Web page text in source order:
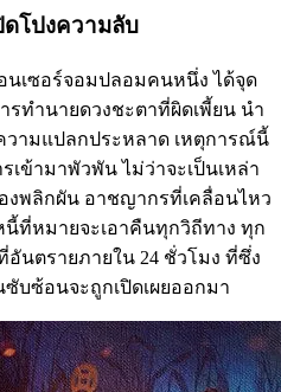
ดโปงความลับ
นเซอร์จอมปลอมคนหนึ่ง ได้จุด
ทำนายดวงชะตาที่ผิดเพี้ยน นำ
วามแปลกประหลาด เหตุการณ์นี้
เข้ามาพัวพัน ไม่ว่าจะเป็นเหล่า
พลิกผัน อาชญากรที่เคลื่อนไหว
นี้ที่หมายจะเอาคืนทุกวิถีทาง ทุก
นตรายภายใน 24 ชั่วโมง ที่ซึ่ง
บซ้อนจะถูกเปิดเผยออกมา